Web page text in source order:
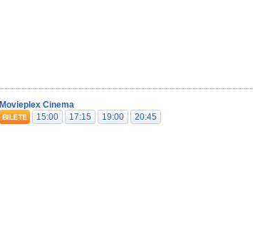
Movieplex Cinema
15:00
17:15 19:00 20:45